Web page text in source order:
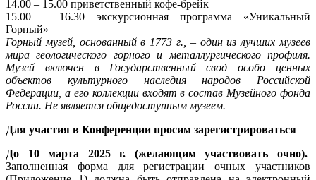
14.00 – 15.00 приветственный кофе-брейк
15.00 – 16.30 экскурсионная программа «Уникальный
Горный»
Горный музей, основанный в 1773 г., – один из лучших музеев
мира геологического горного и металлургического профиля.
Музей включен в Государственный свод особо ценных
объектов культурного наследия народов Российской
Федерации, а его коллекции входят в состав Музейного фонда
России. Не является общедоступным музеем.
Для участия в Конференции просим зарегистрироваться
До 10 марта 2025 г. (желающим участвовать очно).
Заполненная форма для регистрации очных участников